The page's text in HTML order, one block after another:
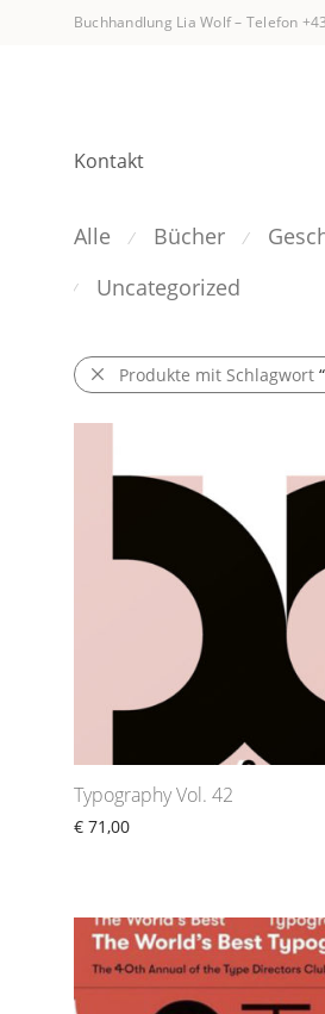
Buchhandlung Lia Wolf– Telefon
Kontakt
Alle ⁄ Bücher ⁄
⁄ Uncategorized
Produkte mit Schlagwort
Typography Vol. 42
€ 71,00